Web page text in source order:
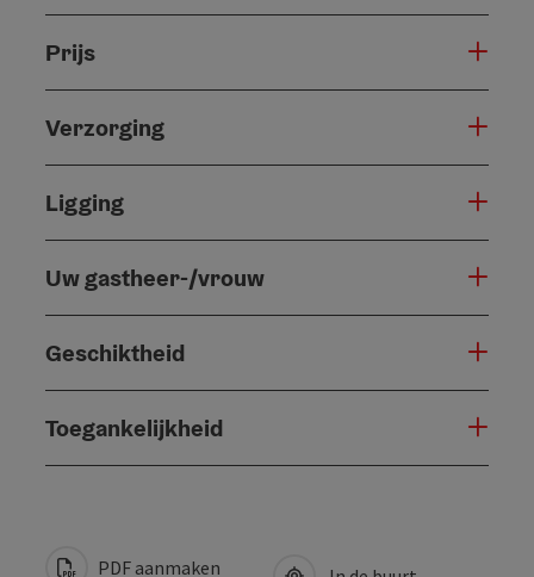
Prijs
Verzorging
Ligging
Uw gastheer-/vrouw
Geschiktheid
Toegankelijkheid
PDF aanmaken